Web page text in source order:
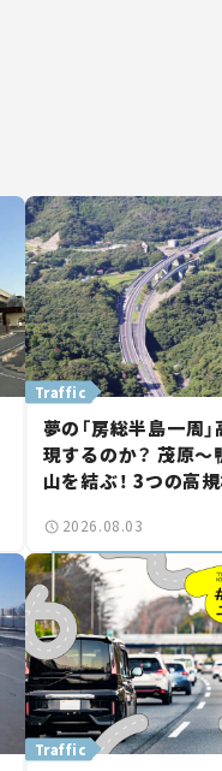
Traffic
夢の「房総半島一周
現するのか？ 茂原～
山を結ぶ！ 3つの高
討進む【いま気になる
画】
2026.08.03
Traffic